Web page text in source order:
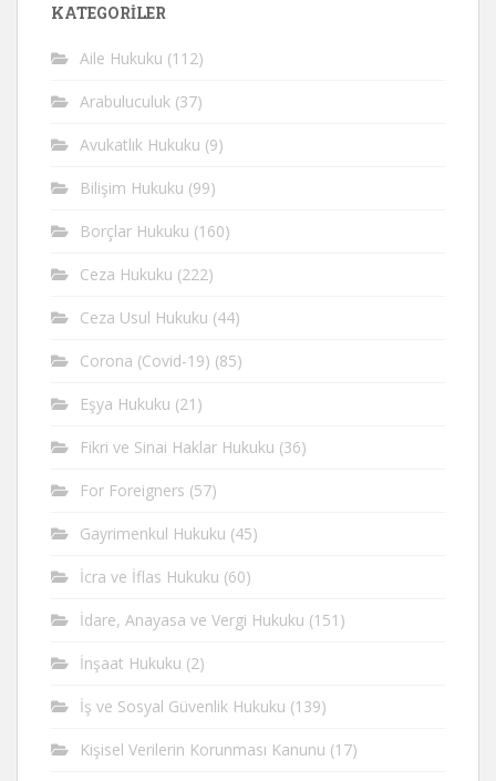
KATEGORİLER
Aile Hukuku (112)
Arabuluculuk (37)
Avukatlık Hukuku (9)
Bilişim Hukuku (99)
Borçlar Hukuku (160)
Ceza Hukuku (222)
Ceza Usul Hukuku (44)
Corona (Covid-19) (85)
Eşya Hukuku (21)
Fikri ve Sinai Haklar Hukuku (36)
For Foreigners (57)
Gayrimenkul Hukuku (45)
İcra ve İflas Hukuku (60)
İdare, Anayasa ve Vergi Hukuku (151)
İnşaat Hukuku (2)
İş ve Sosyal Güvenlik Hukuku (139)
Kişisel Verilerin Korunması Kanunu (17)